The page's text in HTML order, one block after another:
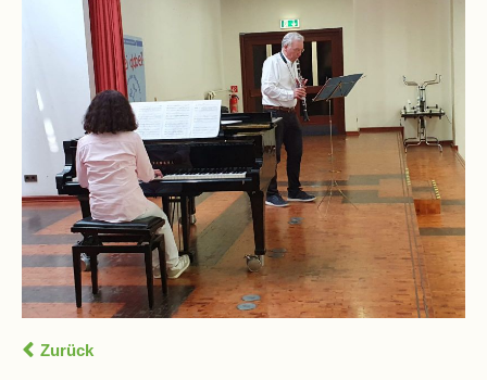
Handynutzung
Datenschutz
Sponsoren
Bestellung
Schokoticket
Zurück